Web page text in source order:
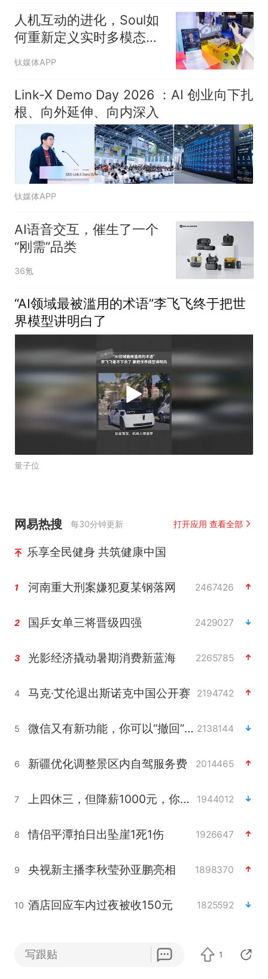
人机互动的进化，Soul如
何重新定义实时多模态交
互丨WAIC2026
钛媒体APP
Link-X Demo Day 2026 ：AI 创业向下扎
根、向外延伸、向内深入
钛媒体APP
AI语音交互，催生了一个
“刚需”品类
36氪
“AI领域最被滥用的术语”李飞飞终于把世
界模型讲明白了
量子位
网易热搜 每30分钟更新 打开应用 查看全部
乐享全民健身 共筑健康中国
1 河南重大刑案嫌犯夏某钢落网 2467426
2 国乒女单三将晋级四强 2429027
3 光影经济撬动暑期消费新蓝海 2265785
4 马克·艾伦退出斯诺克中国公开赛 2194742
5 微信又有新功能，你可以“撤回”你的撤回了！ 2138144
6 新疆优化调整景区内自驾服务费 2014465
7 上四休三，但降薪1000元，你接受吗？ 1944012
8 情侣平潭拍日出坠崖1死1伤 1926647
9 央视新主播李秋莹孙亚鹏亮相 1898370
10 酒店回应车内过夜被收150元 1825592
写跟贴 1